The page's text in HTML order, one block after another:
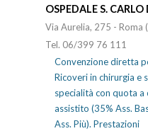
OSPEDALE S.
Via Aurelia, 275 - Roma
Tel. 06/399 76 111
Convenzione diretta
Ricoveri in chirurgia e
specialità con quota a
assistito (35% Ass.
Ass. Più). Prestazioni